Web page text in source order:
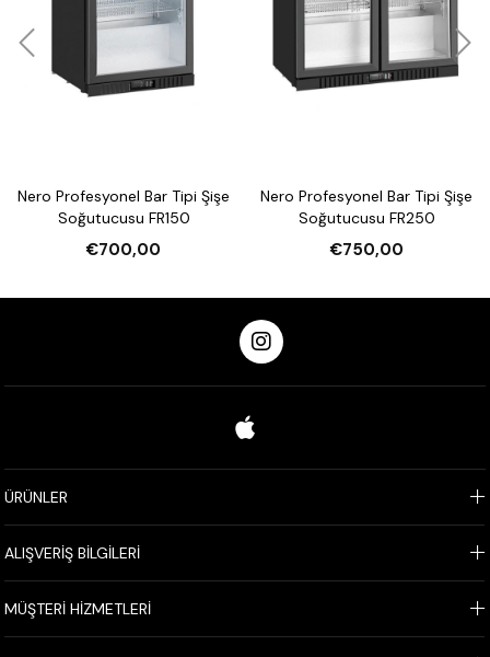
Nero Profesyonel Bar Tipi Şişe
Soğutucusu FR150
€700,00
Nero Profesyonel Bar Tipi Şişe
Soğutucusu FR250
€750,00
ÜRÜNLER
ALIŞVERİŞ BİLGİLERİ
MÜŞTERİ HİZMETLERİ